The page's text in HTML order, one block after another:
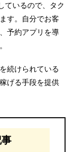
ているので、タク
す。自分でお客
予約アプリを導
続けられている
げる手段を提供